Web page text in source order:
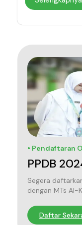
• Pendaftaran
PPDB
Segera
dengan MTs Al-
Daftar